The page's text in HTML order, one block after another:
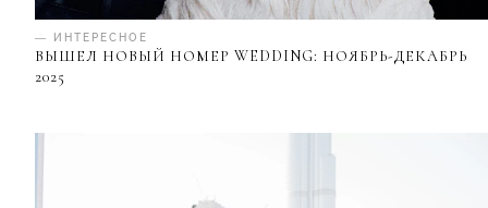
— ИНТЕРЕСНОЕ
ВЫШЕЛ НОВЫЙ НОМЕР WEDDING: НОЯБРЬ-ДЕКАБРЬ
2025